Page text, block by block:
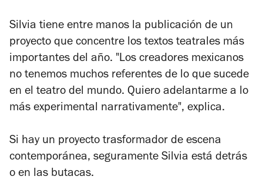
Silvia tiene entre manos la publicación de un
proyecto que concentre los textos teatrales más
importantes del año. "Los creadores mexicanos
no tenemos muchos referentes de lo que sucede
en el teatro del mundo. Quiero adelantarme a lo
más experimental narrativamente", explica.
Si hay un proyecto trasformador de escena
contemporánea, seguramente Silvia está detrás
o en las butacas.